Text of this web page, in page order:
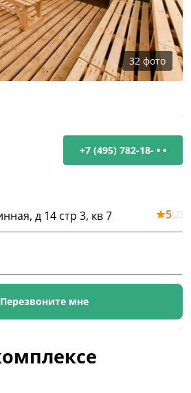
32 фото
+7 (495) 782-18- • •
д 14 стр 3, кв 7 5(2)
Перезвоните мне